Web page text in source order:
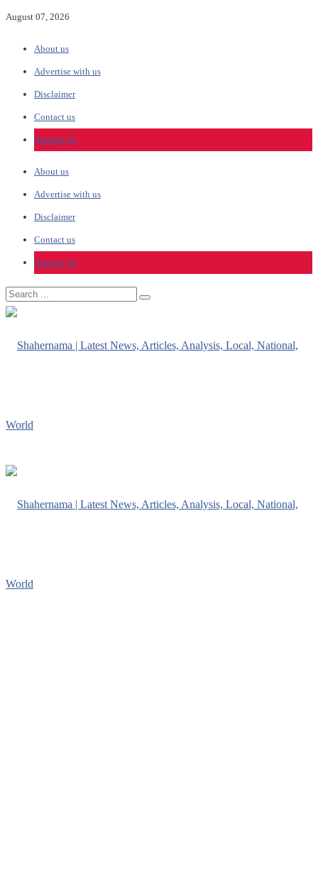
August 07, 2026
About us
Advertise with us
Disclaimer
Contact us
Support Us
About us
Advertise with us
Disclaimer
Contact us
Support Us